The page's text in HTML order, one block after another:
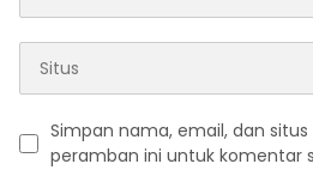
Simpan nama, email, dan
peramban ini untuk komentar